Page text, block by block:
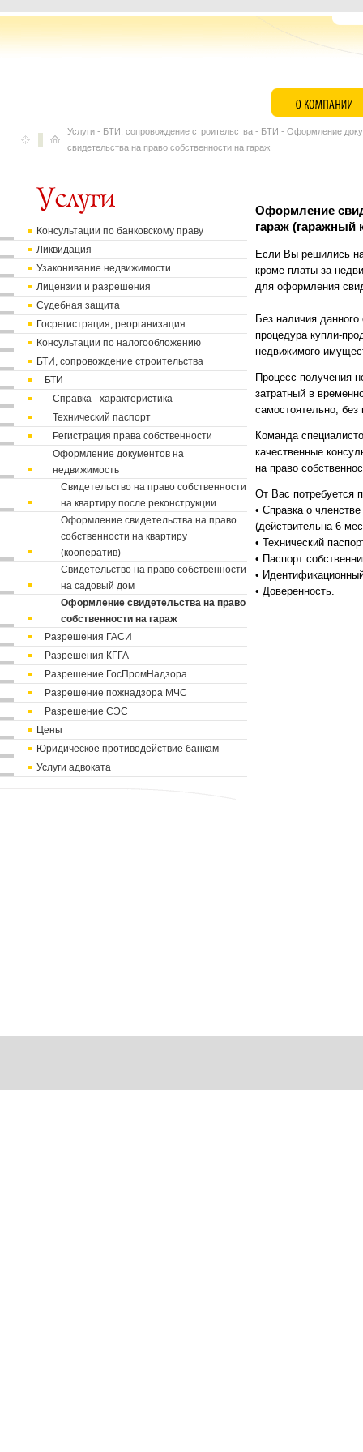
Услуги - БТИ, сопровождение строительства - БТИ - Оформление
свидетельства на право собственности на гараж
Консультации по банковскому праву
Ликвидация
Узаконивание недвижимости
Лицензии и разрешения
Судебная защита
Госрегистрация, реорганизация
Консультации по налогообложению
БТИ, сопровождение строительства
БТИ
Справка - характеристика
Технический паспорт
Регистрация права собственности
Оформление документов на
недвижимость
Свидетельство на право собственности
на квартиру после реконструкции
Оформление свидетельства на право
собственности на квартиру
(кооператив)
Свидетельство на право собственности
на садовый дом
Оформление свидетельства на право
собственности на гараж
Разрешения ГАСИ
Разрешения КГГА
Разрешение ГосПромНадзора
Разрешение пожнадзора МЧС
Разрешение СЭС
Цены
Юридическое противодействие банкам
Услуги адвоката
Оформление
гараж (гаражный
Если Вы решились
кроме платы за
для оформления
Без наличия
процедура купли-
недвижимого
Процесс получения
затратный в
самостоятельно,
Команда
качественные
на право
От Вас потребуется
• Справка о
(действительна 6
• Технический
• Паспорт
•
• Доверенность.